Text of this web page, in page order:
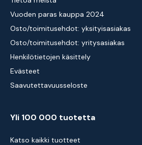
Vuoden paras kauppa 2024
Osto/toimitusehdot: yksityisasiakas
Osto/toimitusehdot: yritysasiakas
Henkilötietojen käsittely
Evästeet
Saavutettavuusseloste
Yli 100 000 tuotetta
Katso kaikki tuotteet